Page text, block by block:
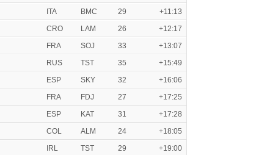
ITA BMC 29
+11:13
CRO LAM 26
+12:17
FRA SOJ 33
+13:07
RUS TST 35
+15:49
ESP SKY 32
+16:06
FRA FDJ 27
+17:25
ESP KAT 31
+17:28
COL ALM 24
+18:05
IRL TST 29
+19:00